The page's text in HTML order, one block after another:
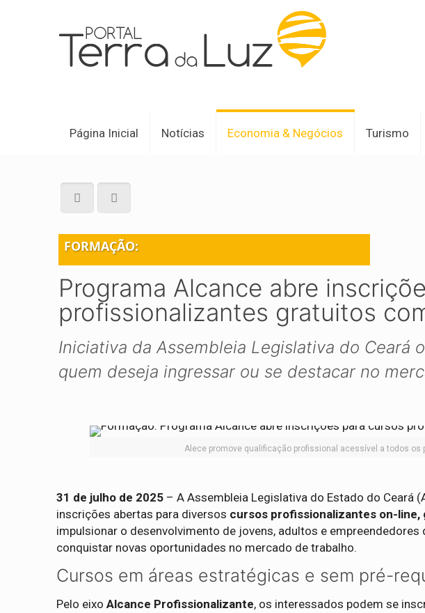
Página Inicial Notícias Economia & Negócios Turismo
FORMAÇÃO:
Programa Alcance abre
profissionalizantes gratuitos
Iniciativa da Assembleia Legislativa do Ceará
quem deseja ingressar ou se destacar no
Alece promove qualificação profissional acessível a todos os
31 de julho de 2025 – A Assembleia Legislativa do Estado do Ceará
inscrições abertas para diversos cursos profissionalizantes on-
impulsionar o desenvolvimento de jovens, adultos e
conquistar novas oportunidades no mercado de trabalho.
Cursos em áreas estratégicas e sem pré-
Pelo eixoAlcance Profissionalizante, os interessados podem se